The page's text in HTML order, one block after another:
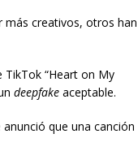
más creativos, otros han
“Heart on My
deepfake aceptable.
que una canción